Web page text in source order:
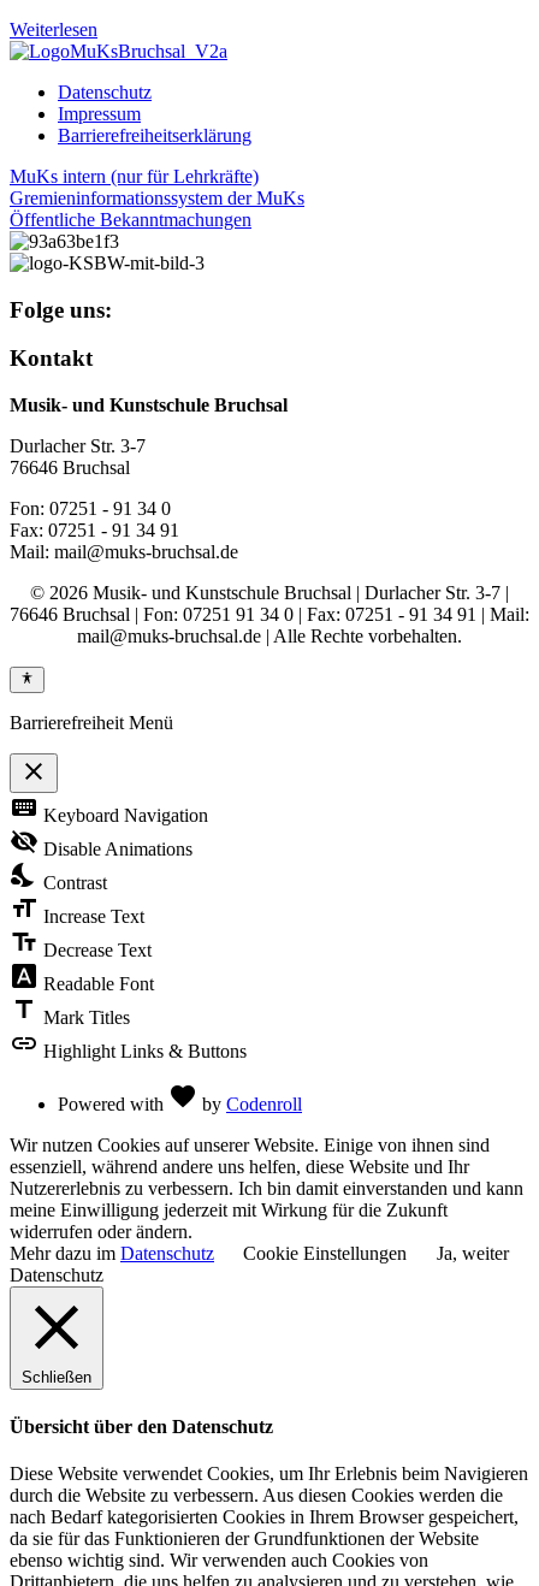
Weiterlesen
Datenschutz
Impressum
Barrierefreiheitserklärung
MuKs intern (nur für Lehrkräfte)
Gremieninformationssystem der MuKs
Öffentliche Bekanntmachungen
Folge uns:
Kontakt
Musik- und Kunstschule Bruchsal
Durlacher Str. 3-7
76646 Bruchsal
Fon: 07251 - 91 34 0
Fax: 07251 - 91 34 91
Mail: mail@muks-bruchsal.de
© 2026 Musik- und Kunstschule Bruchsal | Durlacher Str. 3-7 |
76646 Bruchsal | Fon: 07251 91 34 0 | Fax: 07251 - 91 34 91 | Mail:
mail@muks-bruchsal.de | Alle Rechte vorbehalten.
Barrierefreiheit Menü
close
Toggle
the
visibility
of
Accessibility
Toolbar
keyboard Keyboard Navigation
visibility_off Disable Animations
nights_stay Contrast
format_size Increase Text
text_fields Decrease Text
font_download Readable Font
title Mark Titles
link Highlight Links & Buttons
Powered with favorite by Codenroll
Wir nutzen Cookies auf unserer Website. Einige von ihnen sind
essenziell, während andere uns helfen, diese Website und Ihr
Nutzererlebnis zu verbessern. Ich bin damit einverstanden und kann
meine Einwilligung jederzeit mit Wirkung für die Zukunft
widerrufen oder ändern.
Mehr dazu im Datenschutz Cookie Einstellungen
Ja, weiter
Datenschutz
Schließen
Übersicht über den Datenschutz
Diese Website verwendet Cookies, um Ihr Erlebnis beim Navigieren
durch die Website zu verbessern. Aus diesen Cookies werden die
nach Bedarf kategorisierten Cookies in Ihrem Browser gespeichert,
da sie für das Funktionieren der Grundfunktionen der Website
ebenso wichtig sind. Wir verwenden auch Cookies von
Drittanbietern, die uns helfen zu analysieren und zu verstehen, wie